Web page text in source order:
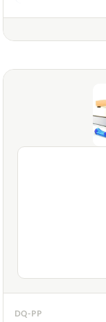
DQ-PP